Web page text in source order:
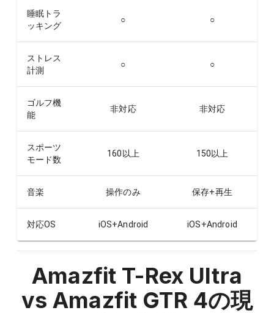
睡眠トラ
ッキング
○ ○
ストレス
計測
○ ○
ゴルフ機
能
非対応 非対応
スポーツ
モード数
160以上 150以上
音楽 操作のみ 保存+再生
対応OS iOS+Android iOS+Android
Amazfit T-Rex Ultra
vs Amazfit GTR 4の現